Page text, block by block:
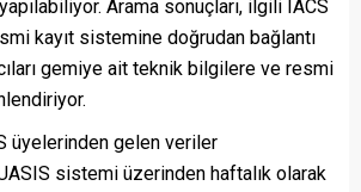
Arama sonuçları, ilgili IACS
kayıt sistemine doğrudan bağlantı
gemiye ait teknik bilgilere ve resmi
üyelerinden gelen veriler
sistemi üzerinden haftalık olarak